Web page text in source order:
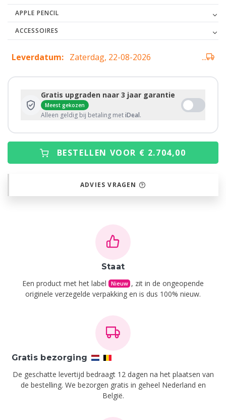
APPLE PENCIL
ACCESSOIRES
Leverdatum: Zaterdag, 22-08-2026 ...
Gratis upgraden naar 3 jaar garantie
Meest gekozen
Alleen geldig bij betaling metiDeal.
BESTELLEN VOOR € 2.704,00
ADVIES VRAGEN
Staat
Een product met het label Nieuw , zit in de ongeopende
originele verzegelde verpakking en is dus 100% nieuw.
Gratis bezorging
De geschatte levertijd bedraagt 12 dagen na het plaatsen van
de bestelling. We bezorgen gratis in geheel Nederland en
België.